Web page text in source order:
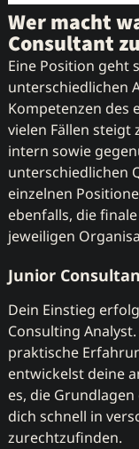
Wer macht
Consultant
Eine Position geht
unterschiedlichen
Kompetenzen des
vielen Fällen
intern sowie
unterschiedlichen
einzelnen
ebenfalls, die
jeweiligen
Junior
Dein Einstieg
Consulting
praktische
entwickelst deine
es, die
dich schnell in
zurechtzufinden.